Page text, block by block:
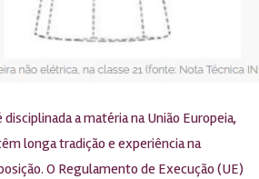
a matéria na União Europeia,
longa tradição e experiência na
O Regulamento de Execução (UE)